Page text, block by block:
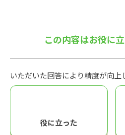
この内容はお役に
いただいた回答により精度が向上
役に立った